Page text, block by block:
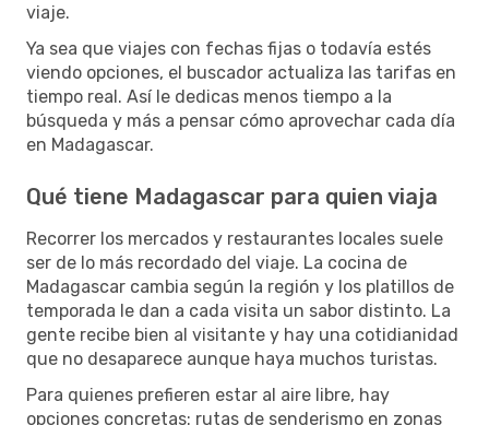
viaje.
Ya sea que viajes con fechas fijas o todavía estés
viendo opciones, el buscador actualiza las tarifas en
tiempo real. Así le dedicas menos tiempo a la
búsqueda y más a pensar cómo aprovechar cada día
en Madagascar.
Qué tiene Madagascar para quien viaja
Recorrer los mercados y restaurantes locales suele
ser de lo más recordado del viaje. La cocina de
Madagascar cambia según la región y los platillos de
temporada le dan a cada visita un sabor distinto. La
gente recibe bien al visitante y hay una cotidianidad
que no desaparece aunque haya muchos turistas.
Para quienes prefieren estar al aire libre, hay
opciones concretas: rutas de senderismo en zonas